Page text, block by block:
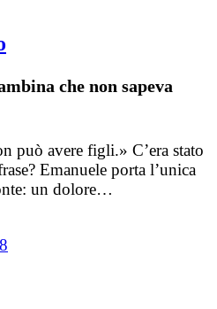
che non sapeva
può avere figli.» C’era stato
Emanuele porta l’unica
un dolore…